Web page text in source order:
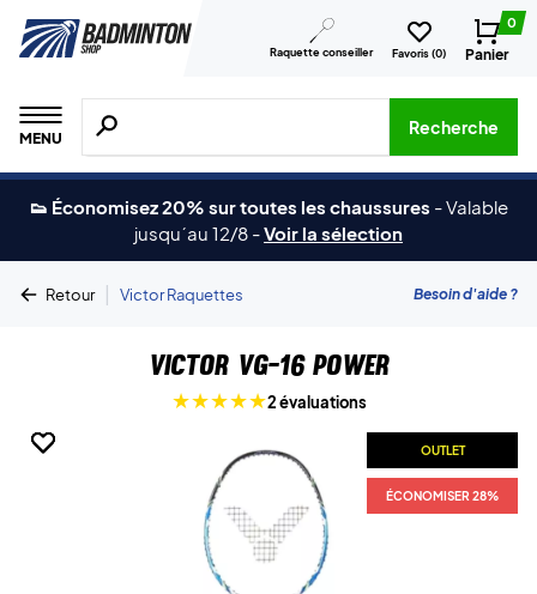
Raquette conseiller Favoris (0)
0
Panier
MENU
Recherche de produits, de marques, etc.
Recherche
👟 Économisez 20% sur toutes les chaussures -Valable
jusqu´au 12/8 -Voir la sélection
Retour | Victor Raquettes Besoin d'aide ?
Victor VG-16 Power
2 évaluations
OUTLET
ÉCONOMISER 28%
OUTLET
ÉCONOMISER 28%
OUTLET
ÉCONOMISER 28%